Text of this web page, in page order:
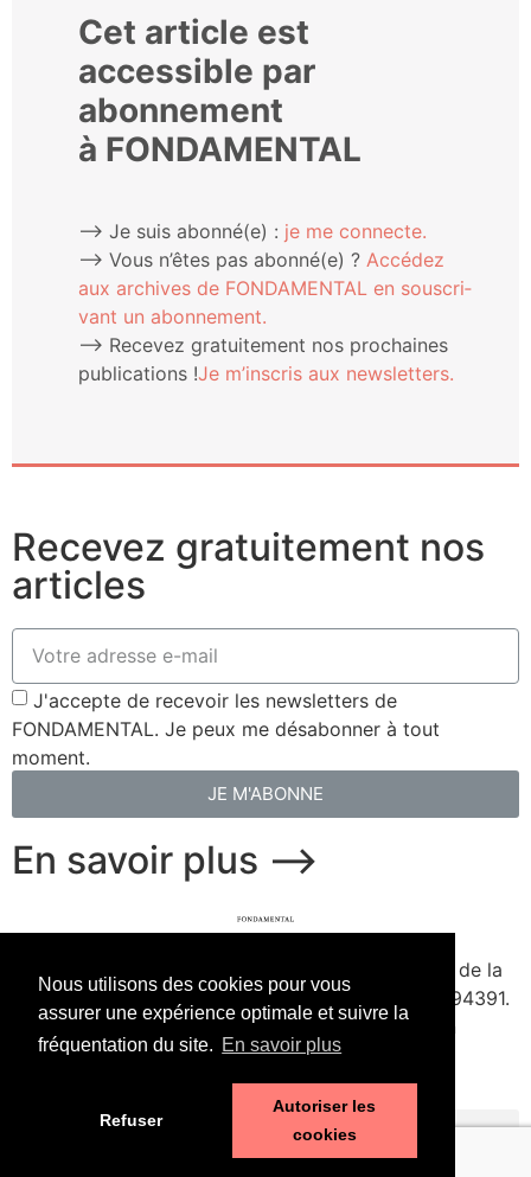
Nous utilisons des cookies pour vous
assurer une expérience optimale et suivre la
fréquentation du site. En savoir plus
Refuser
Autoriser les
cookies
Cet article est
accessible par
abonnement
à FONDAMENTAL
⟶ Je suis abonné(e) : je me connecte.
⟶ Vous n’êtes pas abonné(e) ? Accé­dez
aux archives de FONDAMENTAL en sous­cri­
vant un abonnement.
⟶ Rece­vez gra­tui­te­ment nos pro­chaines
publi­ca­tions !Je m’ins­cris aux newsletters.
Recevez gratuitement nos
articles
J'accepte de recevoir les newsletters de
FONDAMENTAL. Je peux me désabonner à tout
moment.
JE M'ABONNE
En savoir plus ⟶
Fondé en 2020. Édité par Presse de la
Forge & Delescluze SAS.Agrément CPPAP
1127Y94391.
Membre du SPIIL. Signataire de la Charte pour un
journalisme à la hauteur de l'enjeu écologique.